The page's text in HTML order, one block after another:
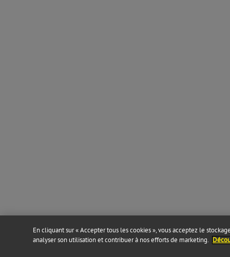
En cliquant sur « Accepter tous les cookies », vous acceptez le
analyser son utilisation et contribuer à nos efforts de marketing.